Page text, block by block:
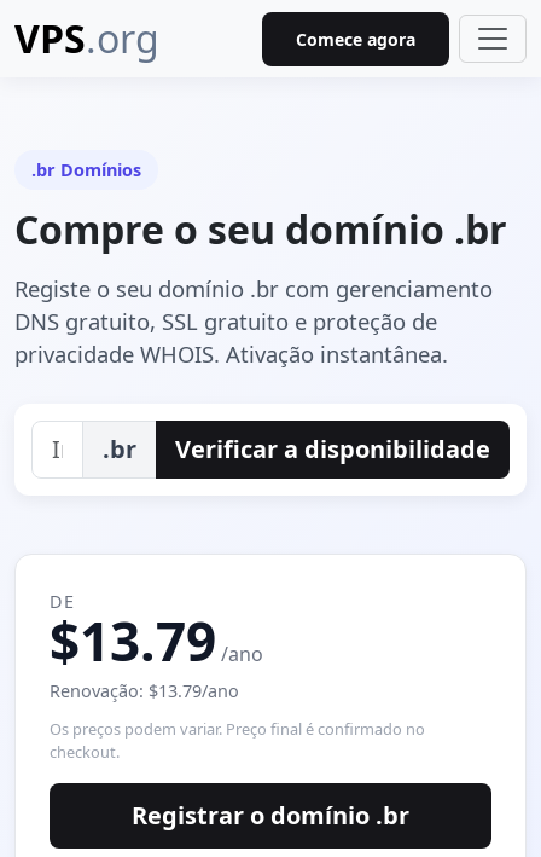
VPS.org Comece agora
.br Domínios
Compre o seu domínio .br
Registe o seu domínio .br com gerenciamento
DNS gratuito, SSL gratuito e proteção de
privacidade WHOIS. Ativação instantânea.
.br Verificar a disponibilidade
DE
$13.79 /ano
Renovação: $13.79/ano
Os preços podem variar. Preço final é confirmado no
checkout.
Registrar o domínio .br